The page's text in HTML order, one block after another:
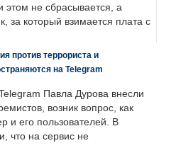
этом не сбрасывается, а
за который взимается плата с
против террориста и
на Telegram
Павла Дурова внесли
возник вопрос, как
и его пользователей. В
что на сервис не